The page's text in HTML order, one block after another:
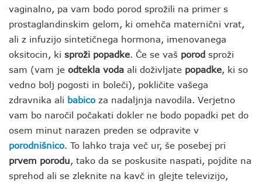
vaginalno, pa vam bodo porod sprožili na primer s
prostaglandinskim gelom, ki omehča maternični vrat,
ali z infuzijo sintetičnega hormona, imenovanega
oksitocin, ki sproži popadke. Če se vaš porod sproži
sam (vam je odtekla voda ali doživljate popadke, ki so
vedno bolj pogosti in boleči), pokličite vašega
zdravnika ali babico za nadaljnja navodila. Verjetno
vam bo naročil počakati dokler ne bodo popadki pet do
osem minut narazen preden se odpravite v
porodnišnico. To lahko traja več ur, še posebej pri
prvem porodu, tako da se poskusite naspati, pojdite na
sprehod ali se zleknite na kavč in glejte televizijo,